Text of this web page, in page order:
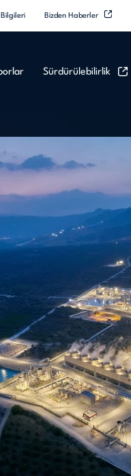
Bilgileri Bizden Haberler
Sürdürülebilirlik